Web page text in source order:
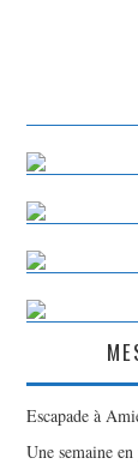
Escapade à
Une semaine